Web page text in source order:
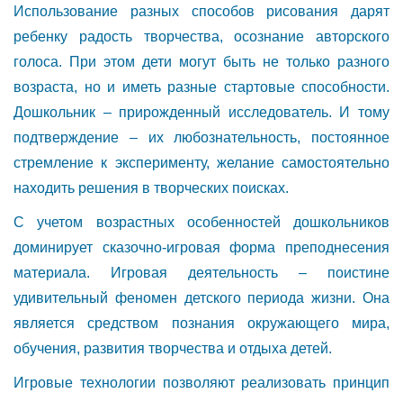
Использование разных способов рисования дарят
ребенку радость творчества, осознание авторского
голоса. При этом дети могут быть не только разного
возраста, но и иметь разные стартовые способности.
Дошкольник – прирожденный исследователь. И тому
подтверждение – их любознательность, постоянное
стремление к эксперименту, желание самостоятельно
находить решения в творческих поисках.
С учетом возрастных особенностей дошкольников
доминирует сказочно-игровая форма преподнесения
материала. Игровая деятельность – поистине
удивительный феномен детского периода жизни. Она
является средством познания окружающего мира,
обучения, развития творчества и отдыха детей.
Игровые технологии позволяют реализовать принцип